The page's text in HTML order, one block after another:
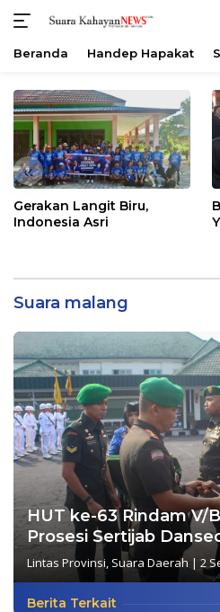
konten
Beranda Handep Hapakat
«
Gerakan Langit Biru,
Indonesia Asri
Suara malang
HUT ke-63 Rindam V/
Prosesi Sertijab
Lintas Provinsi, Suara Daerah | 2
Berita Terkait